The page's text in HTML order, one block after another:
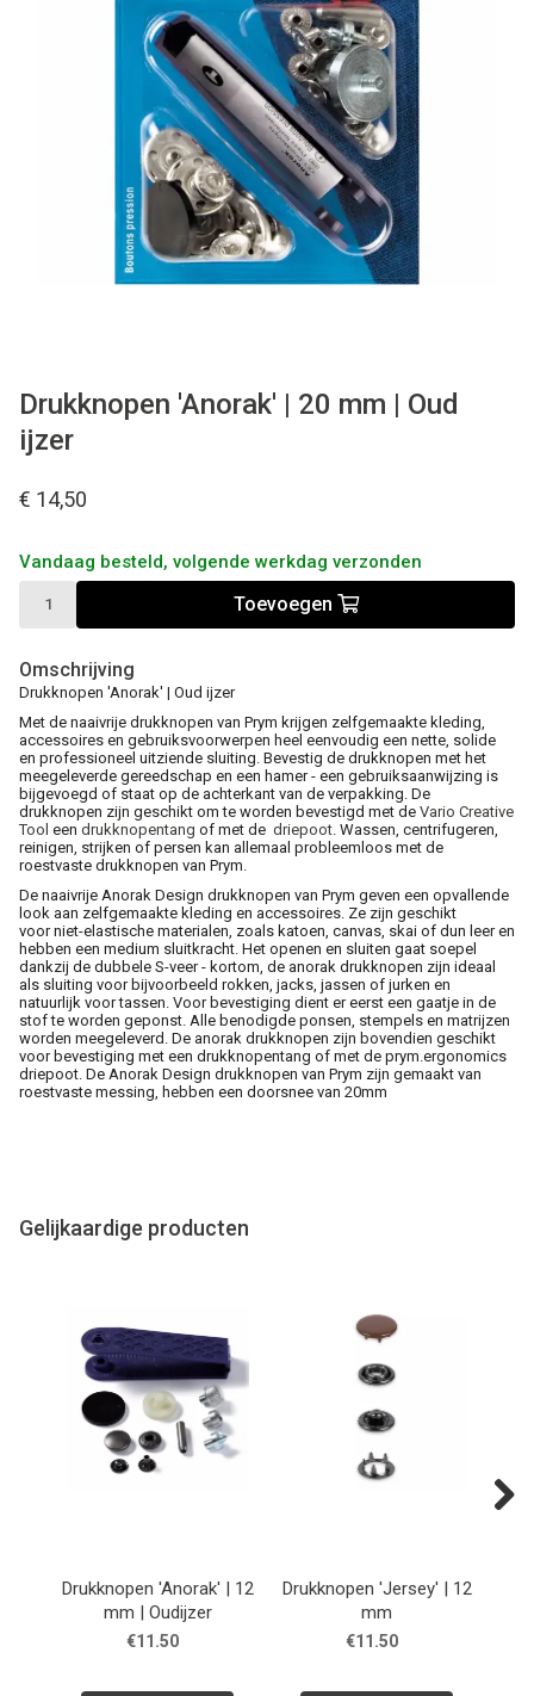
Tips & tricks
Cadeaubon
Drukknopen 'Anorak' | 20 mm | Oud
ijzer
€ 14,50
Vandaag besteld, volgende werkdag verzonden
Toevoegen
Omschrijving
Drukknopen 'Anorak' | Oud ijzer
Met de naaivrije drukknopen van Prym krijgen zelfgemaakte kleding,
accessoires en gebruiksvoorwerpen heel eenvoudig een nette, solide
en professioneel uitziende sluiting. Bevestig de drukknopen met het
meegeleverde gereedschap en een hamer - een gebruiksaanwijzing is
bijgevoegd of staat op de achterkant van de verpakking. De
drukknopen zijn geschikt om te worden bevestigd met de Vario Creative
Tool een drukknopentang of met de driepoot . Wassen, centrifugeren,
reinigen, strijken of persen kan allemaal probleemloos met de
roestvaste drukknopen van Prym.
De naaivrije Anorak Design drukknopen van Prym geven een opvallende
look aan zelfgemaakte kleding en accessoires. Ze zijn geschikt
voor niet-elastische materialen, zoals katoen, canvas, skai of dun leer en
hebben een medium sluitkracht. Het openen en sluiten gaat soepel
dankzij de dubbele S-veer - kortom, de anorak drukknopen zijn ideaal
als sluiting voor bijvoorbeeld rokken, jacks, jassen of jurken en
natuurlijk voor tassen. Voor bevestiging dient er eerst een gaatje in de
stof te worden geponst. Alle benodigde ponsen, stempels en matrijzen
worden meegeleverd. De anorak drukknopen zijn bovendien geschikt
voor bevestiging met een drukknopentang of met de prym.ergonomics
driepoot. De Anorak Design drukknopen van Prym zijn gemaakt van
roestvaste messing, hebben een doorsnee van 20mm
Gelijkaardige producten
Drukknopen 'Anorak' | 12
mm | Oudijzer
€11.50
Drukknopen 'Jersey' | 12
mm
€11.50